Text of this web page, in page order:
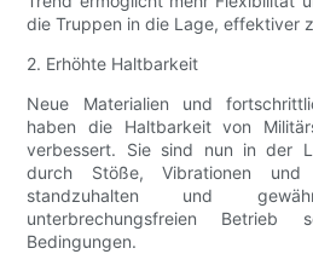
die Truppen in die Lage, effektiver
2. Erhöhte Haltbarkeit
Neue Materialien und
haben die Haltbarkeit von
verbessert. Sie sind nun in der
durch Stöße, Vibrationen und
standzuhalten und
unterbrechungsfreien Betrieb
Bedingungen.